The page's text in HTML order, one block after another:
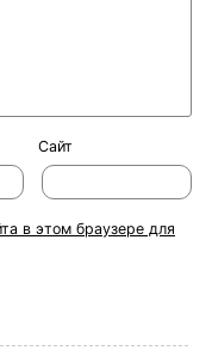
Сайт
в этом браузере для